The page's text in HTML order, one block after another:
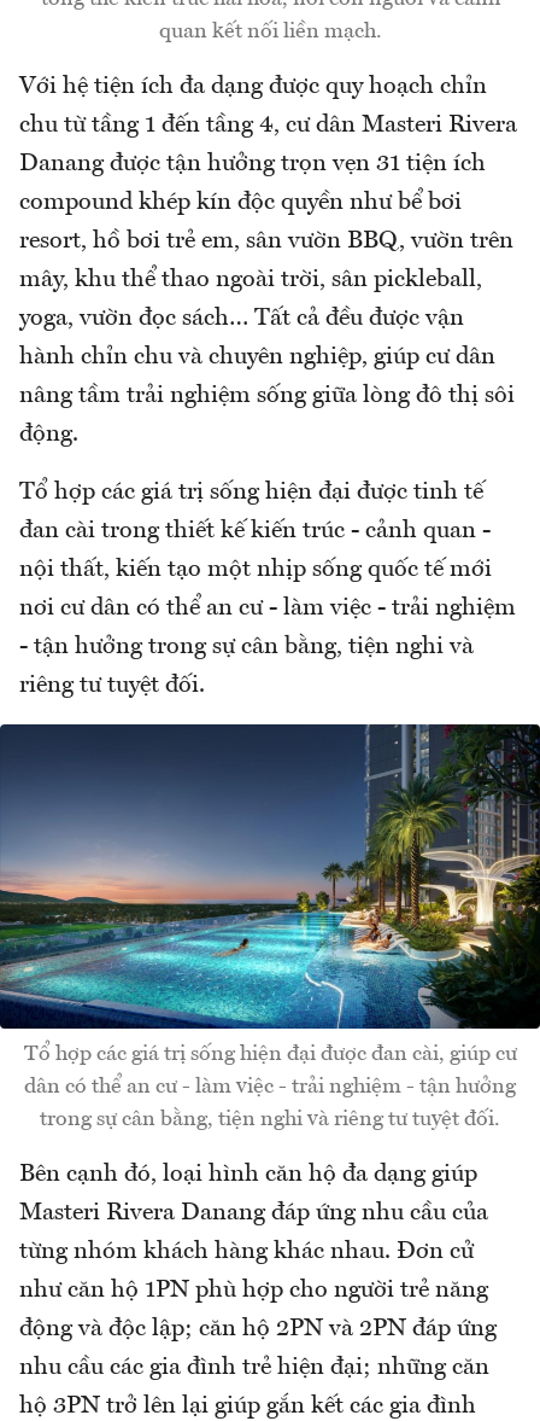
quan kết nối liền mạch.
Với hệ tiện ích đa dạng được quy hoạch chỉn
chu từ tầng 1 đến tầng 4, cư dân Masteri Rivera
Danang được tận hưởng trọn vẹn 31 tiện ích
compound khép kín độc quyền như bể bơi
resort, hồ bơi trẻ em, sân vườn BBQ, vườn trên
mây, khu thể thao ngoài trời, sân pickleball,
yoga, vườn đọc sách… Tất cả đều được vận
hành chỉn chu và chuyên nghiệp, giúp cư dân
nâng tầm trải nghiệm sống giữa lòng đô thị sôi
động.
Tổ hợp các giá trị sống hiện đại được tinh tế
đan cài trong thiết kế kiến trúc - cảnh quan -
nội thất, kiến tạo một nhịp sống quốc tế mới
nơi cư dân có thể an cư - làm việc - trải nghiệm
- tận hưởng trong sự cân bằng, tiện nghi và
riêng tư tuyệt đối.
Tổ hợp các giá trị sống hiện đại được đan cài, giúp cư
dân có thể an cư - làm việc - trải nghiệm - tận hưởng
trong sự cân bằng, tiện nghi và riêng tư tuyệt đối.
Bên cạnh đó, loại hình căn hộ đa dạng giúp
Masteri Rivera Danang đáp ứng nhu cầu của
từng nhóm khách hàng khác nhau. Đơn cử
như căn hộ 1PN phù hợp cho người trẻ năng
động và độc lập; căn hộ 2PN và 2PN đáp ứng
nhu cầu các gia đình trẻ hiện đại; những căn
hộ 3PN trở lên lại giúp gắn kết các gia đình